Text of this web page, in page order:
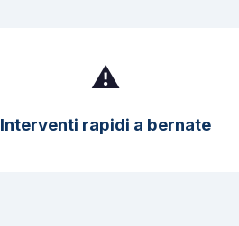
⚠️
Interventi rapidi a bernate